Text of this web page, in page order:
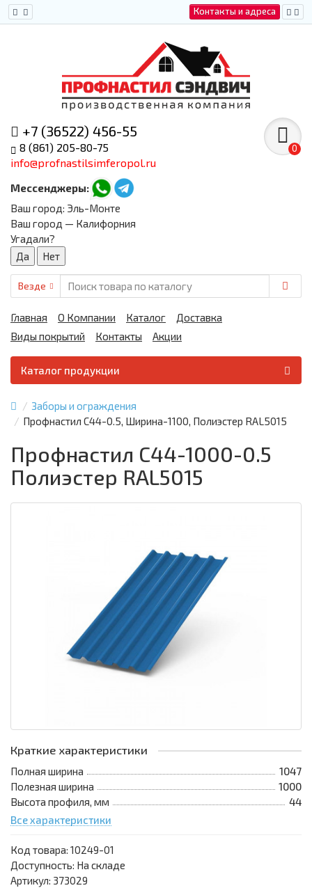
Контакты и адреса
+7 (36522) 456-55
8 (861) 205-80-75
info@profnastilsimferopol.ru
Мессенджеры:
0
Ваш город: Эль-Монте
Ваш город — Калифорния
Угадали?
Везде
Главная О Компании Каталог
Доставка
Виды покрытий
Контакты Акции
Каталог продукции
Заборы и ограждения
Профнастил С44-0.5, Ширина-1100, Полиэстер RAL5015
Профнастил С44-1000-0.5
Полиэстер RAL5015
Краткие характеристики
Полная ширина
1047
Полезная ширина
1000
Высота профиля, мм
44
Все характеристики
Код товара: 10249-01
Доступность: На складе
Артикул: 373029